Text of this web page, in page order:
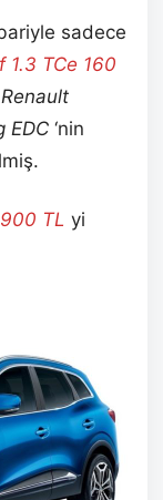
sadece
1.3 TCe 160
Renault
EDC ‘nin
TL yi